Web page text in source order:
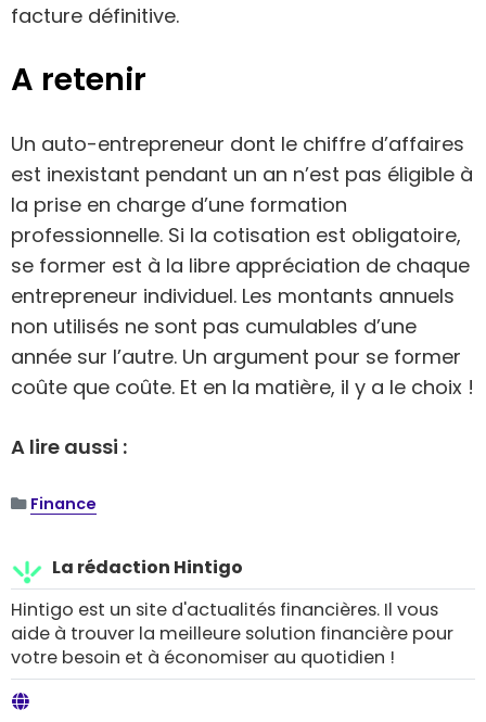
facture définitive.
A retenir
Un auto-entrepreneur dont le chiffre d’affaires
est inexistant pendant un an n’est pas éligible à
la prise en charge d’une formation
professionnelle. Si la cotisation est obligatoire,
se former est à la libre appréciation de chaque
entrepreneur individuel. Les montants annuels
non utilisés ne sont pas cumulables d’une
année sur l’autre. Un argument pour se former
coûte que coûte. Et en la matière, il y a le choix !
A lire aussi :
Finance
La rédaction Hintigo
Hintigo est un site d'actualités financières. Il vous
aide à trouver la meilleure solution financière pour
votre besoin et à économiser au quotidien !